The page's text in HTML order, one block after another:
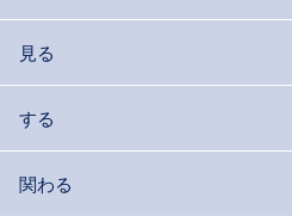
見る
する
関わる